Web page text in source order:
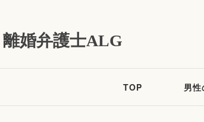
離婚弁護士ALG
TOP 男